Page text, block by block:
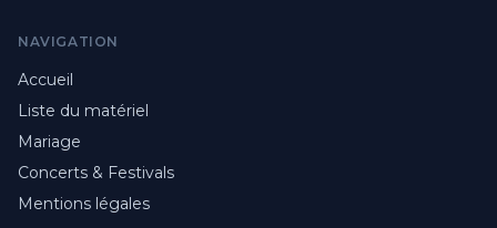
NAVIGATION
Accueil
Liste du matériel
Mariage
Concerts & Festivals
Mentions légales